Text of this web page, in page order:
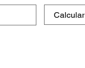
Calcular